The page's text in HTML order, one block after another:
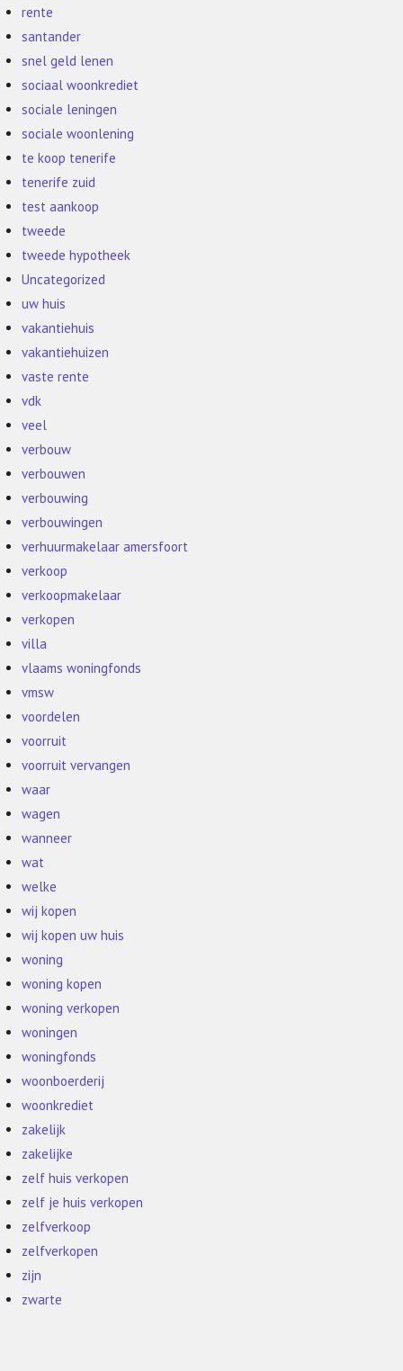
rente
santander
snel geld lenen
sociaal woonkrediet
sociale leningen
sociale woonlening
te koop tenerife
tenerife zuid
test aankoop
tweede
tweede hypotheek
Uncategorized
uw huis
vakantiehuis
vakantiehuizen
vaste rente
vdk
veel
verbouw
verbouwen
verbouwing
verbouwingen
verhuurmakelaar amersfoort
verkoop
verkoopmakelaar
verkopen
villa
vlaams woningfonds
vmsw
voordelen
voorruit
voorruit vervangen
waar
wagen
wanneer
wat
welke
wij kopen
wij kopen uw huis
woning
woning kopen
woning verkopen
woningen
woningfonds
woonboerderij
woonkrediet
zakelijk
zakelijke
zelf huis verkopen
zelf je huis verkopen
zelfverkoop
zelfverkopen
zijn
zwarte